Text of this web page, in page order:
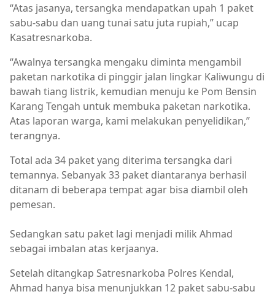
“Atas jasanya, tersangka mendapatkan upah 1 paket
sabu-sabu dan uang tunai satu juta rupiah,” ucap
Kasatresnarkoba.
“Awalnya tersangka mengaku diminta mengambil
paketan narkotika di pinggir jalan lingkar Kaliwungu di
bawah tiang listrik, kemudian menuju ke Pom Bensin
Karang Tengah untuk membuka paketan narkotika.
Atas laporan warga, kami melakukan penyelidikan,”
terangnya.
Total ada 34 paket yang diterima tersangka dari
temannya. Sebanyak 33 paket diantaranya berhasil
ditanam di beberapa tempat agar bisa diambil oleh
pemesan.
Sedangkan satu paket lagi menjadi milik Ahmad
sebagai imbalan atas kerjaanya.
Setelah ditangkap Satresnarkoba Polres Kendal,
Ahmad hanya bisa menunjukkan 12 paket sabu-sabu